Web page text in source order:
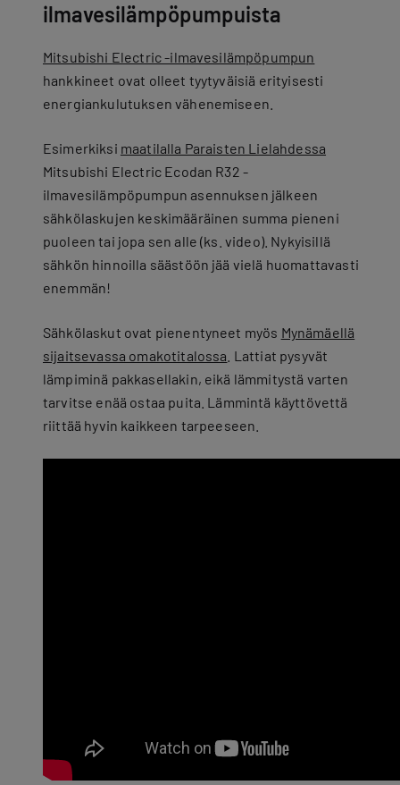
ilmavesilämpöpumpuista
Mitsubishi Electric -ilmavesilämpöpumpun
hankkineet ovat olleet tyytyväisiä erityisesti
energiankulutuksen vähenemiseen.
Esimerkiksi maatilalla Paraisten Lielahdessa
Mitsubishi Electric Ecodan R32 -
ilmavesilämpöpumpun asennuksen jälkeen
sähkölaskujen keskimääräinen summa pieneni
puoleen tai jopa sen alle (ks. video). Nykyisillä
sähkön hinnoilla säästöön jää vielä huomattavasti
enemmän!
Sähkölaskut ovat pienentyneet myös Mynämäellä
sijaitsevassa omakotitalossa . Lattiat pysyvät
lämpiminä pakkasellakin, eikä lämmitystä varten
tarvitse enää ostaa puita. Lämmintä käyttövettä
riittää hyvin kaikkeen tarpeeseen.